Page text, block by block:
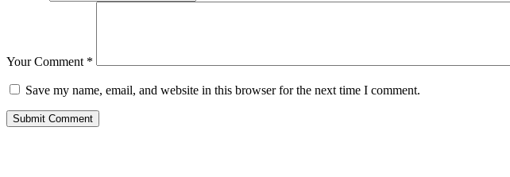
Your Comment *
Save my name, email, and website in this browser for the next time I comment.
Submit Comment